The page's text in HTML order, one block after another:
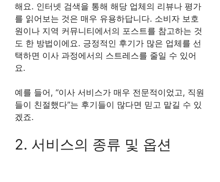
해요. 인터넷 검색을 통해 해당 업체의 리뷰나 평가
를 읽어보는 것은 매우 유용하답니다. 소비자 보호
원이나 지역 커뮤니티에서의 포스트를 참고하는 것
도 한 방법이에요. 긍정적인 후기가 많은 업체를 선
택하면 이사 과정에서의 스트레스를 줄일 수 있어
요.
예를 들어, “이사 서비스가 매우 전문적이었고, 직원
들이 친절했다”는 후기들이 많다면 믿고 맡길 수 있
겠죠.
2. 서비스의 종류 및 옵션